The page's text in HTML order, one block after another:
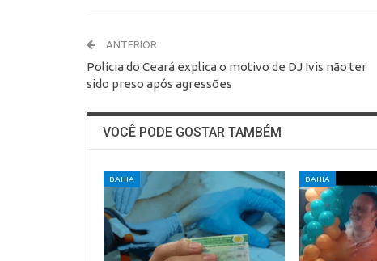
ANTERIOR
Polícia do Ceará explica o motivo de DJ Ivis não ter
sido preso após agressões
VOCÊ PODE GOSTAR TAMBÉM
BAHIA BAHIA